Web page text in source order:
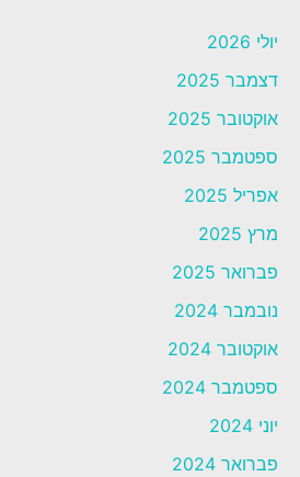
יולי 2026
דצמבר 2025
אוקטובר 2025
ספטמבר 2025
אפריל 2025
מרץ 2025
פברואר 2025
נובמבר 2024
אוקטובר 2024
ספטמבר 2024
יוני 2024
פברואר 2024